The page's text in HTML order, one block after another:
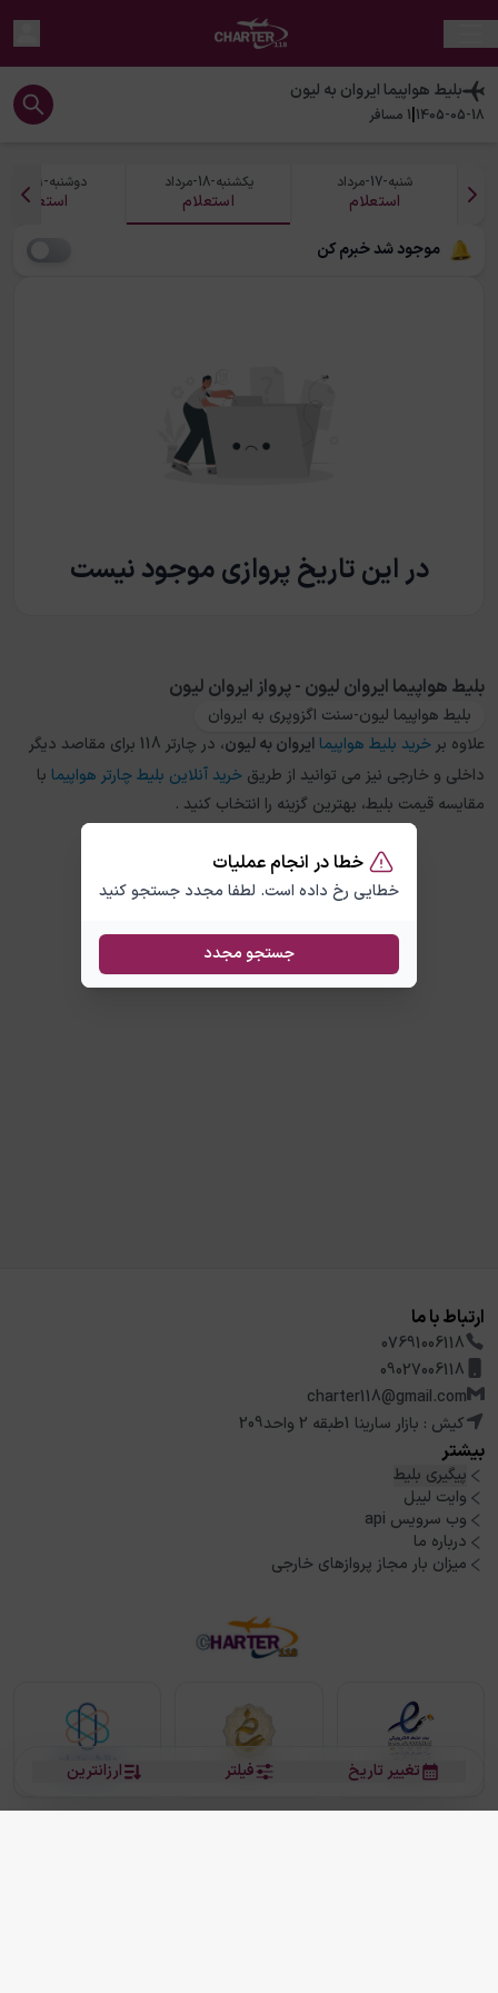
خطا در انجام عملیات
خطایی رخ داده است. لطفا مجدد جستجو کنید
جستجو مجدد
بلیط هواپیماایروان به لیون
1405-05-18
|
1 مسافر
شنبه-17-مرداد
استعلام
یکشنبه-18-مرداد
استعلام
دوشنبه-19-مرداد
استعلام
موجود شد خبرم کن
در این تاریخ پروازی موجود نیست
ارزانترین فیلتر تغییر تاریخ
بلیط هواپیما ایروان لیون - پرواز ایروان لیون
بلیط هواپیما لیون-سنت اگزوپری به ایروان
علاوه بر خرید بلیط هواپیما ایروانبهلیون
، در چارتر 118 برای مقاصد دیگر
داخلی و خارجی نیز می توانید از طریق خرید آنلاین بلیط چارتر هواپیما با
مقایسه قیمت بلیط، بهترین گزینه را انتخاب کنید .
ارتباط با ما
07691006118
09027006118
charter118@gmail.com
کیش : بازار سارینا 1طبقه 2 واحد209
بیشتر
پیگیری بلیط
وایت لیبل
وب سرویس api
درباره ما
میزان بار مجاز پروازهای خارجی